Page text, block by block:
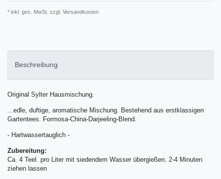
* inkl. ges. MwSt. zzgl. Versandkosten
Beschreibung
Original Sylter Hausmischung.
...edle, duftige, aromatische Mischung. Bestehend aus erstklassigen
Gartentees. Formosa-China-Darjeeling-Blend.
- Hartwassertauglich -
Zubereitung:
Ca. 4 Teel. pro Liter mit siedendem Wasser übergießen. 2-4 Minuten
ziehen lassen